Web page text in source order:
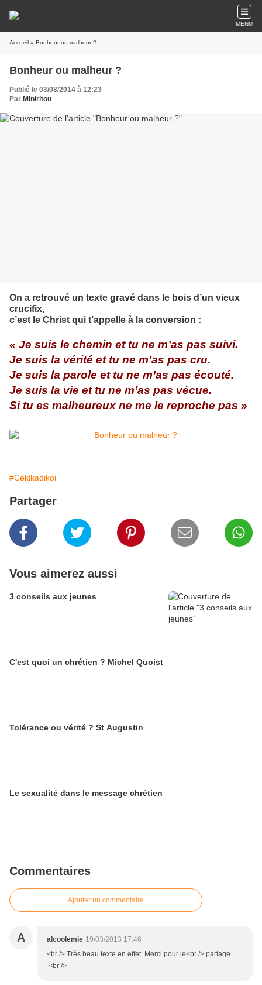
MENU
Accueil » Bonheur ou malheur ?
Bonheur ou malheur ?
Publié le 03/08/2014 à 12:23
Par Miniritou
On a retrouvé un texte gravé dans le bois d’un vieux
crucifix,
c’est le Christ qui t’appelle à la conversion :
« Je suis le chemin et tu ne m’as pas suivi.
Je suis la vérité et tu ne m’as pas cru.
Je suis la parole et tu ne m’as pas écouté.
Je suis la vie et tu ne m’as pas vécue.
Si tu es malheureux ne me le reproche pas »
#Cékikadikoi
Partager
Vous aimerez aussi
3 conseils aux jeunes
C'est quoi un chrétien ? Michel Quoist
Tolérance ou vérité ? St Augustin
Le sexualité dans le message chrétien
Commentaires
Ajouter un commentaire
A alcoolemie 19/03/2013 17:46
<br /> Très beau texte en effet. Merci pour le<br /> partage
<br />